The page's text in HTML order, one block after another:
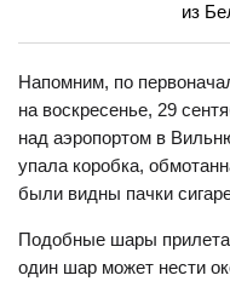
из
Напомним, по
на воскресенье, 29
над аэропортом в
упала коробка,
были видны пачки
Подобные шары
один шар может нести